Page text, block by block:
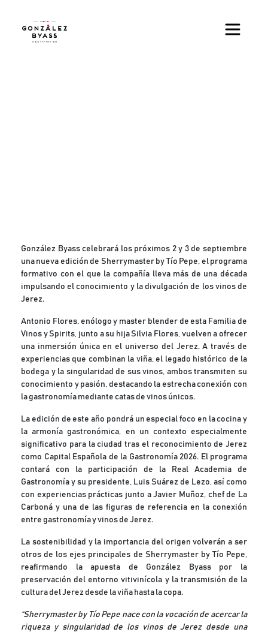
González Byass celebrará los próximos 2 y 3 de septiembre
una nueva edición de Sherrymaster by Tío Pepe, el programa
formativo con el que la compañía lleva más de una década
impulsando el conocimiento y la divulgación de los vinos de
Jerez.
Antonio Flores, enólogo y master blender de esta Familia de
Vinos y Spirits, junto a su hija Silvia Flores, vuelven a ofrecer
una inmersión única en el universo del Jerez. A través de
experiencias que combinan la viña, el legado histórico de la
bodega y la singularidad de sus vinos, ambos transmiten su
conocimiento y pasión, destacando la estrecha conexión con
la gastronomía mediante catas de vinos únicos.
La edición de este año pondrá un especial foco en la cocina y
la armonía gastronómica, en un contexto especialmente
significativo para la ciudad tras el reconocimiento de Jerez
como Capital Española de la Gastronomía 2026. El programa
contará con la participación de la Real Academia de
Gastronomía y su presidente, Luis Suárez de Lezo, así como
con experiencias prácticas junto a Javier Muñoz, chef de La
Carboná y una de las figuras de referencia en la conexión
entre gastronomía y vinos de Jerez.
La sostenibilidad y la importancia del origen volverán a ser
otros de los ejes principales de Sherrymaster by Tío Pepe,
reafirmando la apuesta de González Byass por la
preservación del entorno vitivinícola y la transmisión de la
cultura del Jerez desde la viña hasta la copa.
“Sherrymaster by Tío Pepe nace con la vocación de acercar la
riqueza y singularidad de los vinos de Jerez desde una